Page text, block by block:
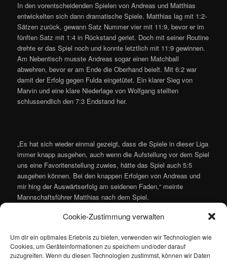
Cookie-Zustimmung verwalten
Um dir ein optimales Erlebnis zu bieten, verwenden wir Technologien wie
Cookies, um Geräteinformationen zu speichern und/oder darauf
zuzugreifen. Wenn du diesen Technologien zustimmst, können wir Daten
In den vorentscheidenden Spielen von Andreas und Matthias
entwickelten sich dann dramatische Spiele. Matthias lag mit 1:2-
Sätzen zurück, gewann Satz Nummer vier mit 11:9, bevor er im
fünften Satz mit 1:4 in Rückstand geriet. Doch mit seiner Routine
drehte er das Spiel noch und konnte letztlich mit 11:9 gewinnen.
Am Nebentisch musste Andreas sogar einen Matchball
abwehren, bevor er am Ende die Oberhand beielt. Mit 6:2 war
damit der Erfolg gegen Fulda eingetütet. Ein klarer Sieg von
Marvin und eine klare Niederlage von Wolfgang stellten
schlussendlich den 7:3 Endstand her.
„Es hat sich wieder einmal gezeigt, dass die Spiele in dieser Liga
immer knapp ausgehen, auch wenn die Aufstellung vor dem Spiel
uns eine Favoritenstellung zuwies, hätte das Spiel auch 5:5
ausgehen können. Bei den knappen Erfolgen von Andreas und
mir hing der Auswärtserfolg am seidenen Faden,“ meinte
Mannschaftsführer Matthias nach dem Spiel.
Gehm/Dörner, Bomsdorf/Werner (1), Bomsdorf (2), Gehm (2),
Dörner (1), Werner (1)